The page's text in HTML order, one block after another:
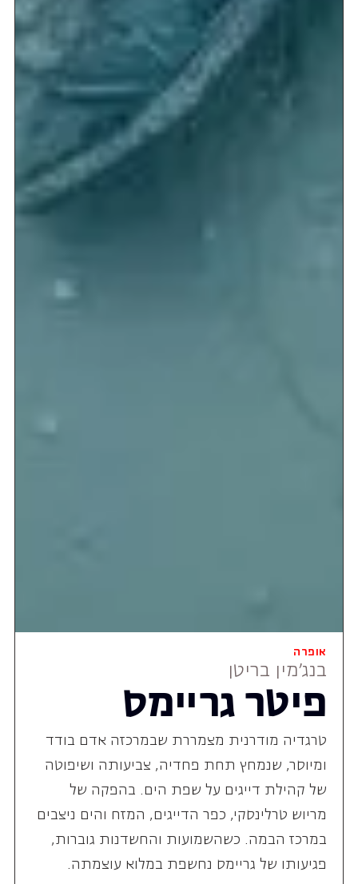
אופרה
בנג'מין בריטן
פיטר גריימס
טרגדיה מודרנית מצמררת שבמרכזה אדם בודד
ומיוסר, שנמחץ תחת פחדיה, צביעותה ושיפוטה
של קהילת דייגים על שפת הים. בהפקה של
מריוש טרלינסקי, כפר הדייגים, המזח והים ניצבים
במרכז הבמה. כשהשמועות והחשדנות גוברות,
פגיעותו של גריימס נחשפת במלוא עוצמתה.